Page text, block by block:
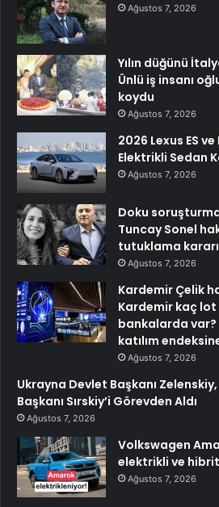
Ağustos 7, 2026
Yılın düğünü
Ünlü iş insanı
koydu
Ağustos 7, 2026
2026 Lexus ES
Elektrikli Sedan
Ağustos 7, 2026
Doku
Tuncay Sonel
tutuklama kararı
Ağustos 7, 2026
Kardemir Çelik
Kardemir kaç
bankalarda
katılım
Ağustos 7, 2026
Ukrayna Devlet Başkanı
Başkanı Sırskiy’i Görevden Aldı
Ağustos 7, 2026
Volkswagen
elektrikli ve
Ağustos 7, 2026